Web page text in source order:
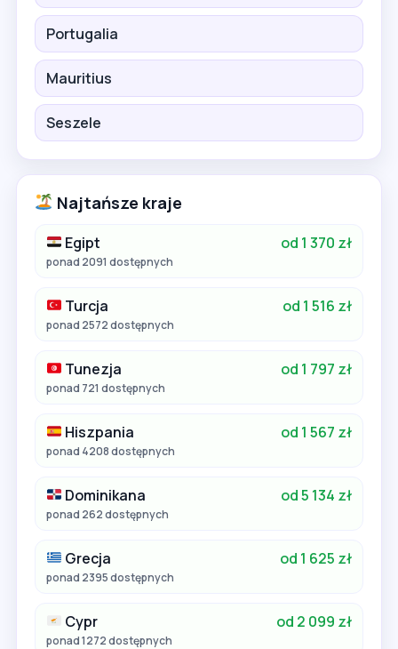
Portugalia
Mauritius
Seszele
Najtańsze kraje
Egipt od 1 370 zł
ponad 2091 dostępnych
Turcja od 1 516 zł
ponad 2572 dostępnych
Tunezja od 1 797 zł
ponad 721 dostępnych
Hiszpania od 1 567 zł
ponad 4208 dostępnych
Dominikana od 5 134 zł
ponad 262 dostępnych
Grecja od 1 625 zł
ponad 2395 dostępnych
Cypr od 2 099 zł
ponad 1272 dostępnych